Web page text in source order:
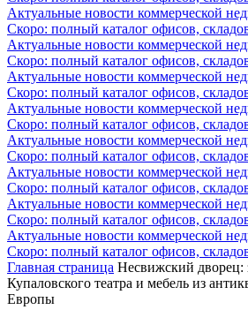
Актуальные новости коммерческой
Скоро: полный каталог офисов,
Актуальные новости коммерческой
Скоро: полный каталог офисов,
Актуальные новости коммерческой
Скоро: полный каталог офисов,
Актуальные новости коммерческой
Скоро: полный каталог офисов,
Актуальные новости коммерческой
Скоро: полный каталог офисов,
Актуальные новости коммерческой
Скоро: полный каталог офисов,
Актуальные новости коммерческой
Скоро: полный каталог офисов,
Актуальные новости коммерческой
Скоро: полный каталог офисов,
Главная страница Несвижский дворец:
Купаловского театра и мебель из
Европы